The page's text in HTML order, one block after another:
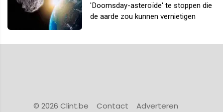
'Doomsday-asteroïde' te stoppen die
de aarde zou kunnen vernietigen
© 2026 Clint.be Contact
Adverteren